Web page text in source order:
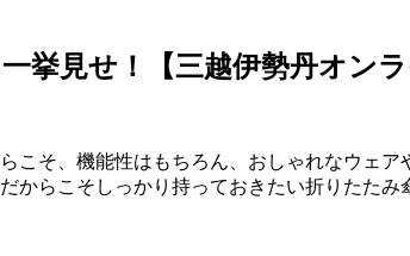
挙見せ！【三越伊勢丹オン
そ、機能性はもちろん、おしゃれなウェ
からこそしっかり持っておきたい折りたた